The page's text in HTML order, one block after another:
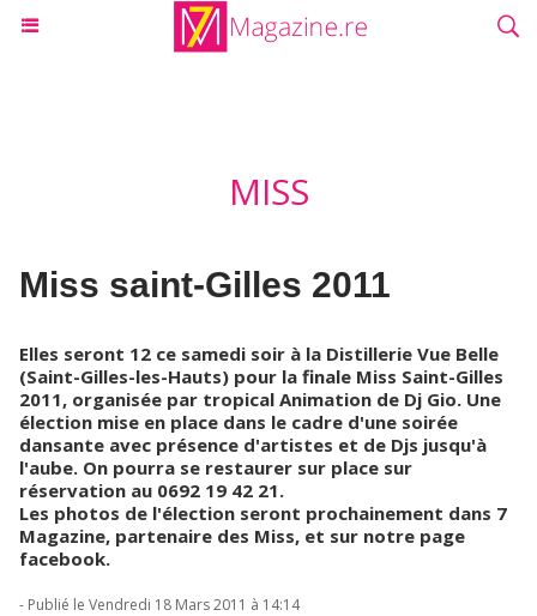
MISS
Miss saint-Gilles 2011
Elles seront 12 ce samedi soir à la Distillerie Vue Belle
(Saint-Gilles-les-Hauts) pour la finale Miss Saint-Gilles
2011, organisée par tropical Animation de Dj Gio. Une
élection mise en place dans le cadre d'une soirée
dansante avec présence d'artistes et de Djs jusqu'à
l'aube. On pourra se restaurer sur place sur
réservation au 0692 19 42 21.
Les photos de l'élection seront prochainement dans 7
Magazine, partenaire des Miss, et sur notre page
facebook.
- Publié le Vendredi 18 Mars 2011 à 14:14